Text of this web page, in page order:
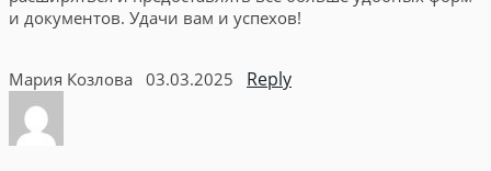
и документов. Удачи вам и успехов!
Мария Козлова 03.03.2025 Reply